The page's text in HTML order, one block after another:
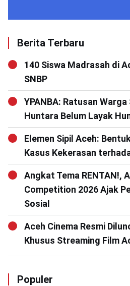
Berita Terbaru
140 Siswa Madrasah di
SNBP
YPANBA: Ratusan
Huntara Belum Layak
Elemen Sipil Aceh:
Kasus Kekerasan
Angkat Tema RENTAN!,
Competition 2026 Ajak
Sosial
Aceh Cinema Resmi
Khusus Streaming Film
Populer